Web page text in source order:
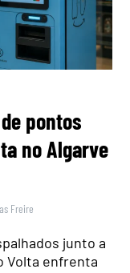
pontos
no Algarve
Freire
junto a
Volta enfrenta